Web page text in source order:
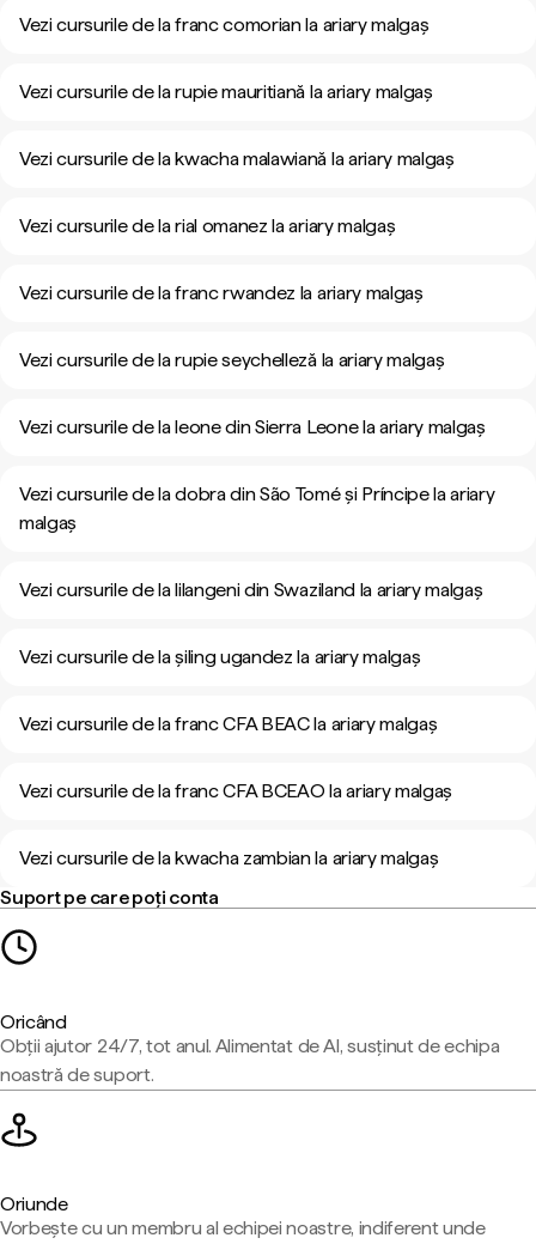
Vezi cursurile de la franc comorian la ariary malgaș
Vezi cursurile de la rupie mauritiană la ariary malgaș
Vezi cursurile de la kwacha malawiană la ariary malgaș
Vezi cursurile de la rial omanez la ariary malgaș
Vezi cursurile de la franc rwandez la ariary malgaș
Vezi cursurile de la rupie seychelleză la ariary malgaș
Vezi cursurile de la leone din Sierra Leone la ariary malgaș
Vezi cursurile de la dobra din São Tomé și Príncipe la ariary
malgaș
Vezi cursurile de la lilangeni din Swaziland la ariary malgaș
Vezi cursurile de la șiling ugandez la ariary malgaș
Vezi cursurile de la franc CFA BEAC la ariary malgaș
Vezi cursurile de la franc CFA BCEAO la ariary malgaș
Vezi cursurile de la kwacha zambian la ariary malgaș
Suport pe care poți conta
Oricând
Obții ajutor 24/7, tot anul. Alimentat de AI, susținut de echipa
noastră de suport.
Oriunde
Vorbește cu un membru al echipei noastre, indiferent unde